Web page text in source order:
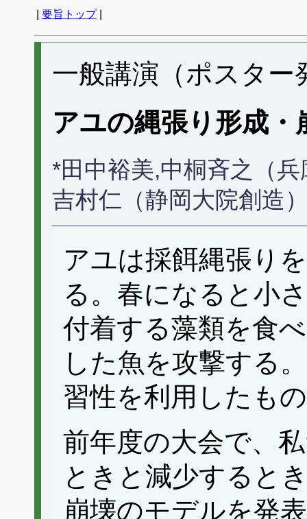
要旨トップ|
一般講演（ポスター
アユの縄張り形成・
*田中裕美,中桐斉之（
吉村仁（静岡大院創造
アユは採餌縄張り
る。春になると小
付着する藻類を食
した魚を攻撃する
習性を利用したも
前年度の大会で、
ときと減少すると
崩壊のモデルを発